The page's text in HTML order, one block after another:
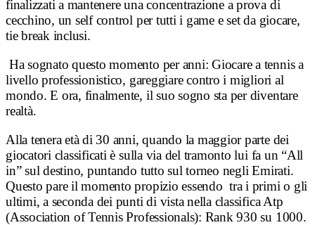
finalizzati a mantenere una concentrazione a prova di
cecchino, un self control per tutti i game e set da giocare,
tie break inclusi.
Ha sognato questo momento per anni: Giocare a tennis a
livello professionistico, gareggiare contro i migliori al
mondo. E ora, finalmente, il suo sogno sta per diventare
realtà.
Alla tenera età di 30 anni, quando la maggior parte dei
giocatori classificati è sulla via del tramonto lui fa un “All
in” sul destino, puntando tutto sul torneo negli Emirati.
Questo pare il momento propizio essendo tra i primi o gli
ultimi, a seconda dei punti di vista nella classifica Atp
(Association of Tennis Professionals): Rank 930 su 1000.